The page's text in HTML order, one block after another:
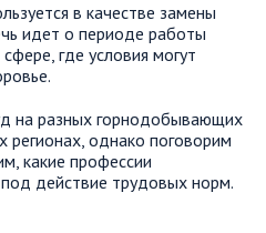
в качестве замены
идет о периоде работы
где условия могут
на разных горнодобывающих
регионах, однако поговорим
какие профессии
действие трудовых норм.